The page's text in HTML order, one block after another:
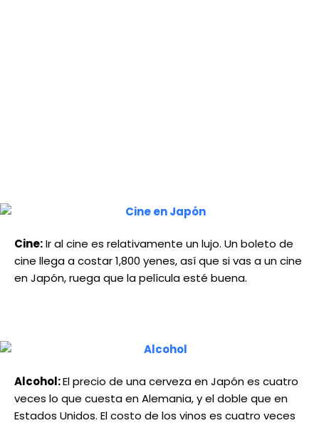
Cine:Ir al cine es relativamente un lujo. Un boleto de
cine llega a costar 1,800 yenes, así que si vas a un cine
en Japón, ruega que la película esté buena.
Alcohol:El precio de una cerveza en Japón es cuatro
veces lo que cuesta en Alemania, y el doble que en
Estados Unidos. El costo de los vinos es cuatro veces